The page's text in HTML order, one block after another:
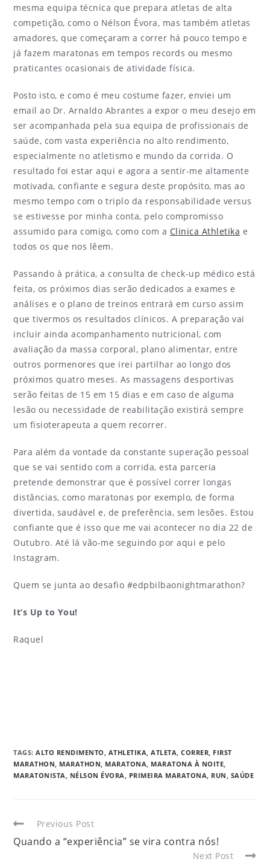
mesma equipa técnica que prepara atletas de alta
competição, como o Nélson Évora, mas também atletas
amadores, que começaram a correr há pouco tempo e
já fazem maratonas em tempos records ou mesmo
praticantes ocasionais de atividade física.
Posto isto, e como é meu costume fazer, enviei um
email ao Dr. Arnaldo Abrantes a expor o meu desejo em
ser acompanhada pela sua equipa de profissionais de
saúde, com vasta experiência no alto rendimento,
especialmente no atletismo e mundo da corrida. O
resultado foi estar aqui e agora a sentir-me altamente
motivada, confiante e segura deste propósito, mas ao
mesmo tempo com o triplo da responsabilidade versus
se estivesse por minha conta, pelo compromisso
assumido para comigo, como com a Clinica Athletika e
todos os que nos lêem.
Passando à prática, a consulta de check-up médico está
feita, os próximos dias serão dedicados a exames e
análises e o plano de treinos entrará em curso assim
que tivermos os resultados clínicos. A preparação vai
incluir ainda acompanhamento nutricional, com
avaliação da massa corporal, plano alimentar, entre
outros pormenores que irei partilhar ao longo dos
próximos quatro meses. As massagens desportivas
serão feitas de 15 em 15 dias e em caso de alguma
lesão ou necessidade de reabilitação existirá sempre
um fisioterapeuta a quem recorrer.
Para além da vontade da constante superação pessoal
que se vai sentido com a corrida, esta parceria
pretende demonstrar que é possível correr longas
distâncias, como maratonas por exemplo, de forma
divertida, saudável e, de preferência, sem lesões. Estou
confiante que é isso que me vai acontecer no dia 22 de
Outubro. Até lá vão-me seguindo por aqui e pelo
Instagram.
Quem se junta ao desafio #edpbilbaonightmarathon?
It’s Up to You!
Raquel
TAGS:ALTO RENDIMENTO ATHLETIKA ATLETA CORRER FIRST
MARATHON MARATHON MARATONA MARATONA À NOITE
MARATONISTA
NÉLSON ÉVORA PRIMEIRA MARATONA RUN SAÚDE
Previous Post
Quando a “experiência” se vira contra nós!
Next Post